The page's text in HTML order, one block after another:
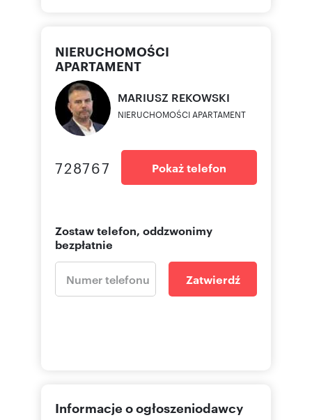
zdjęć, fragmentów grafiki, tekstów opisów w
celach zarobkowych, bez zezwolenia autora jest
zabronione i stanowi naruszenie praw autorskich
oraz podlega karze. Znaki towarowe i graficzne
są własnością firmy Nieruchomości Apartament.
Numer oferty: 856686
NIERUCHOMOŚCI
APARTAMENT
MARIUSZ REKOWSKI
NIERUCHOMOŚCI APARTAMENT
728767 Pokaż telefon
Zostaw telefon, oddzwonimy
bezpłatnie
Zatwierdź
Informacje o ogłoszeniodawcy